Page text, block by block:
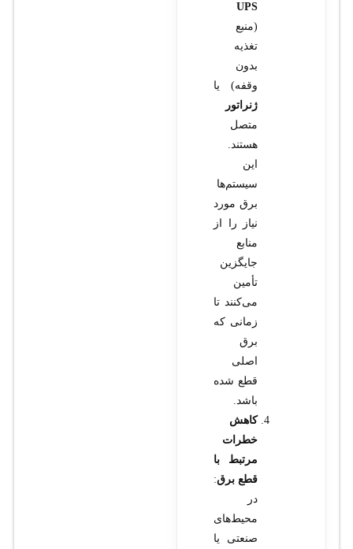
UPS
(منبع
تغذیه
بدون
وقفه) یا
ژنراتور
متصل
هستند.
این
سیستم‌ها
برق مورد
نیاز را از
منابع
جایگزین
تأمین
می‌کنند تا
زمانی که
برق
اصلی
قطع شده
باشد.
کاهش
خطرات
مرتبط با
قطع برق:
در
محیط‌های
صنعتی یا